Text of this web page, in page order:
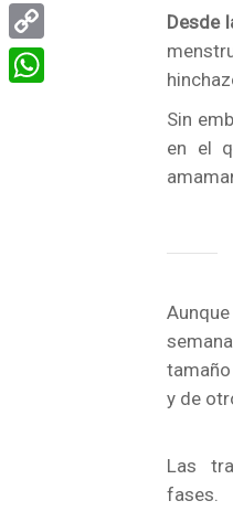
Desde
Sin
en el
y de
Las
fases.
Email
Copy